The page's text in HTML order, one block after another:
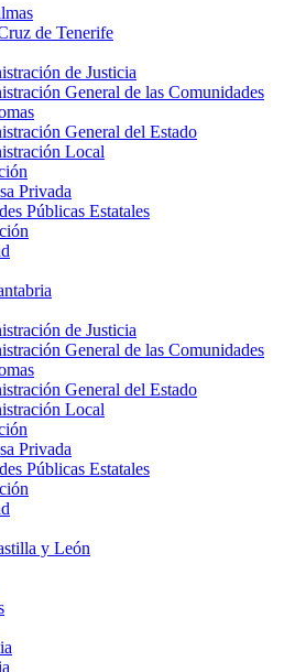
de Tenerife
de Justicia
General de las Comunidades
General del Estado
Local
Privada
Públicas Estatales
de Justicia
General de las Comunidades
General del Estado
Local
Privada
Públicas Estatales
y León